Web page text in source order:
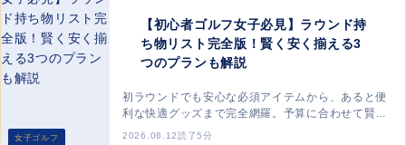
女子ゴルフ
【初心者ゴルフ女子必見】ラウンド持
ち物リスト完全版！賢く安く揃える3
つのプランも解説
初ラウンドでも安心な必須アイテムから、あると便
利な快適グッズまで完全網羅。予算に合わせて賢く
安く揃えられるお得な3プランもご紹介します。
2026.06.12読了5分